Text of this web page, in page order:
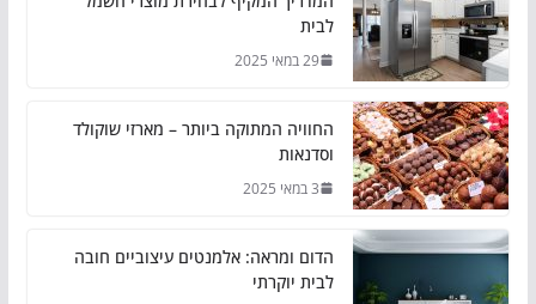
לבית
29 במאי 2025
החוויה המתוקה ביותר – מארזי שוקולד
וסדנאות
3 במאי 2025
הדום ומראה: אלמנטים עיצוביים חובה
לבית יוקרתי